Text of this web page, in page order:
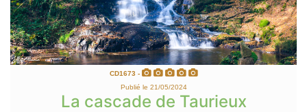
CD1673 -
Publié le 21/05/2024
La cascade de Taurieux